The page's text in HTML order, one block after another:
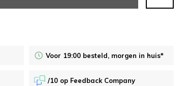
Voor 19:00 besteld, morgen in huis*
/10 op Feedback Company